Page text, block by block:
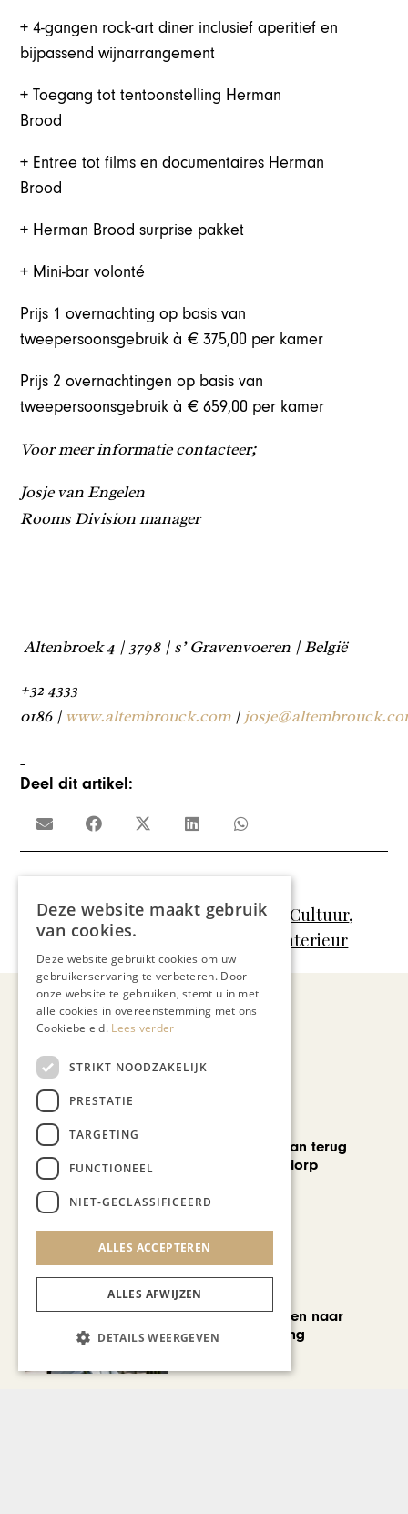
+ 4-gangen rock-art diner inclusief aperitief en
bijpassend wijnarrangement
+ Toegang tot tentoonstelling Herman
Brood
+ Entree tot films en documentaires Herman
Brood
+ Herman Brood surprise pakket
+ Mini-bar volonté
Prijs 1 overnachting op basis van
tweepersoonsgebruik à € 375,00 per kamer
Prijs 2 overnachtingen op basis van
tweepersoonsgebruik à € 659,00 per kamer
Voor meer informatie contacteer;
Josje van Engelen
Rooms Division manager
Altenbroek 4 | 3798 | s’ Gravenvoeren | België
+32 4333
0186 | www.altembrouck.com|
Deel dit artikel:
Automotive,Gastronomie,Kunst & Cultuur,
Mode & Beauty
Wonen & Interieur
Skelet d’Artagnan terug
naar geboortedorp
MODE & BEAUTY
Van koopjesjagen naar
curated shopping
Deze website maakt gebruik
van cookies.
Deze website gebruikt cookies om uw
gebruikerservaring te verbeteren. Door
onze website te gebruiken, stemt u in met
alle cookies in overeenstemming met ons
Cookiebeleid. Lees verder
STRIKT NOODZAKELIJK
PRESTATIE
TARGETING
FUNCTIONEEL
NIET-GECLASSIFICEERD
ALLES ACCEPTEREN
ALLES AFWIJZEN
DETAILS WEERGEVEN